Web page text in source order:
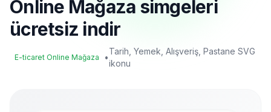
Online Mağaza simgeleri
ücretsiz indir
E-ticaret Online Mağaza •
Tarih, Yemek, Alışveriş, Pastane SVG
ikonu